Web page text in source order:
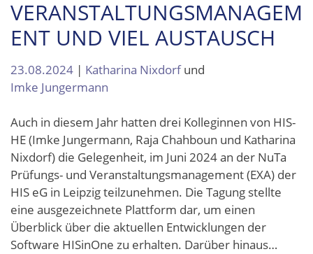
VERANSTALTUNGSMANAGEM
ENT UND VIEL AUSTAUSCH
23.08.2024 | Katharina Nixdorfund
Imke Jungermann
Auch in diesem Jahr hatten drei Kolleginnen von HIS-
HE (Imke Jungermann, Raja Chahboun und Katharina
Nixdorf) die Gelegenheit, im Juni 2024 an der NuTa
Prüfungs- und Veranstaltungsmanagement (EXA) der
HIS eG in Leipzig teilzunehmen. Die Tagung stellte
eine ausgezeichnete Plattform dar, um einen
Überblick über die aktuellen Entwicklungen der
Software HISinOne zu erhalten. Darüber hinaus…